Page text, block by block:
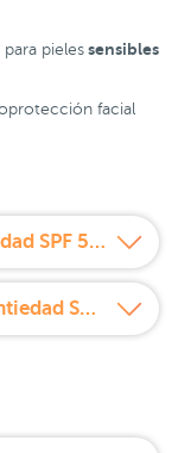
pieles sensibles
facial
¿Cómo usar Avene Solar Antiedad SPF 50+ 50 ml?
Propiedades de Avene Solar Antiedad SPF 50+ 50 ml